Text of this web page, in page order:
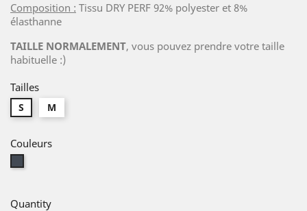
Composition : Tissu DRY PERF 92% polyester et 8%
élasthanne
TAILLE NORMALEMENT, vous pouvez prendre votre taille
habituelle :)
Tailles
S M
Couleurs
Quantity